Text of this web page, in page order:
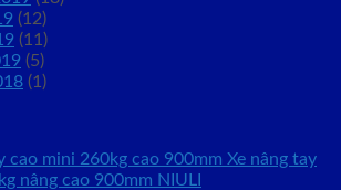
(12)
(11)
(5)
(1)
Xe nâng tay
nâng cao 900mm NIULI